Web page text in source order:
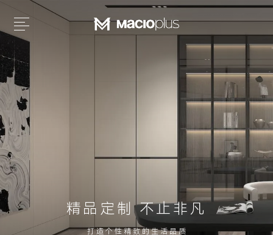
精品定制 不止非凡
打 造 个 性 精 致 的 生 活 品 质